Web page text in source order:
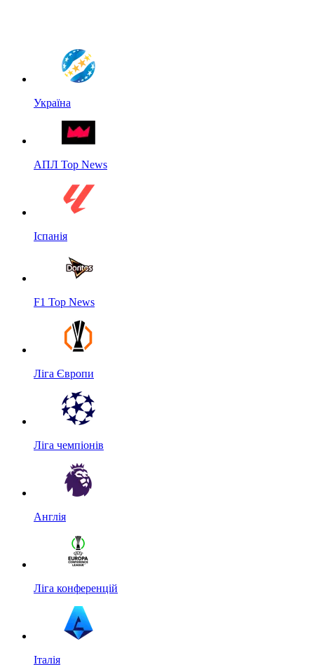
Україна
АПЛ Top News
Іспанія
F1 Top News
Ліга Європи
Ліга чемпіонів
Англія
Ліга конференцій
Італія